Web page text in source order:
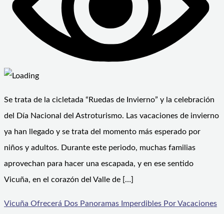
Se trata de la cicletada “Ruedas de Invierno” y la celebración
del Día Nacional del Astroturismo. Las vacaciones de invierno
ya han llegado y se trata del momento más esperado por
niños y adultos. Durante este periodo, muchas familias
aprovechan para hacer una escapada, y en ese sentido
Vicuña, en el corazón del Valle de […]
Vicuña Ofrecerá Dos Panoramas Imperdibles Por Vacaciones